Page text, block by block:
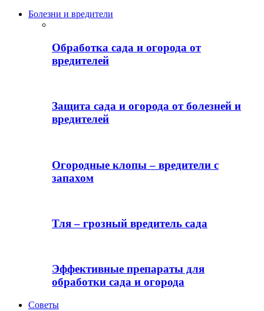
Болезни и вредители
Обработка сада и огорода от
вредителей
Защита сада и огорода от болезней и
вредителей
Огородные клопы – вредители с
запахом
Тля – грозный вредитель сада
Эффективные препараты для
обработки сада и огорода
Советы